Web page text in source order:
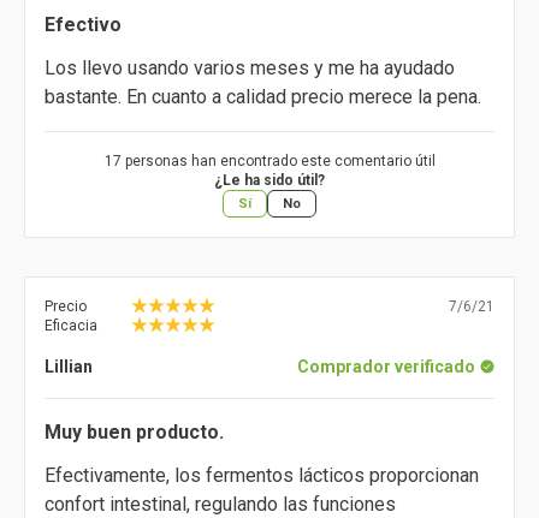
Efectivo
Los llevo usando varios meses y me ha ayudado
bastante. En cuanto a calidad precio merece la pena.
17 personas han encontrado este comentario útil
¿Le ha sido útil?
Sí No
Precio
Eficacia
7/6/21
Lillian Comprador verificado
Muy buen producto.
Efectivamente, los fermentos lácticos proporcionan
confort intestinal, regulando las funciones